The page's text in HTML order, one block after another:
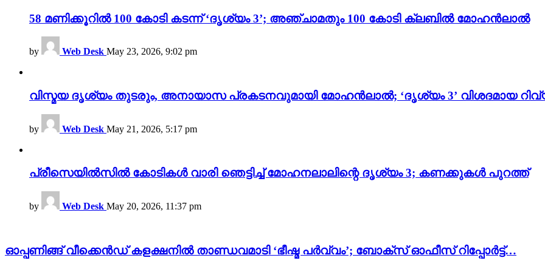
58 മണിക്കൂറിൽ 100 കോടി കടന്ന് ‘ദൃശ്യം 3’; അഞ്ചാമതും 100 കോടി ക്ലബിൽ മോഹൻലാൽ
by Web Desk May 23, 2026, 9:02 pm
വിസ്മയ ദൃശ്യം തുടരും, അനായാസ പ്രകടനവുമായി മോഹൻലാൽ; ‘ദൃശ്യം 3’ വിശദമായ
by Web Desk May 21, 2026, 5:17 pm
പ്രീസെയിൽസിൽ കോടികൾ വാരി ഞെട്ടിച്ച് മോഹനലാലിന്റെ ദൃശ്യം 3; കണക്കുകൾ പുറത്ത്
by Web Desk May 20, 2026, 11:37 pm
ഓപ്പണിങ്ങ് വീക്കെൻഡ് കളക്ഷനിൽ താണ്ഡവമാടി ‘ഭീഷ്മ പർവ്വം’; ബോക്സ് ഓഫീസ് റിപ്പോർട്ട്…